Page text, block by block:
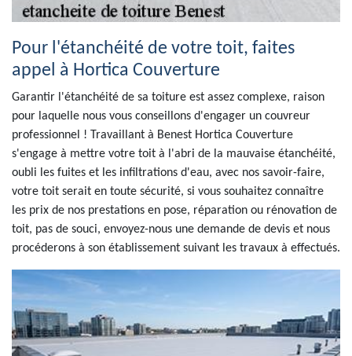
Pour l'étanchéité de votre toit, faites
appel à Hortica Couverture
Garantir l'étanchéité de sa toiture est assez complexe, raison
pour laquelle nous vous conseillons d'engager un couvreur
professionnel ! Travaillant à Benest Hortica Couverture
s'engage à mettre votre toit à l'abri de la mauvaise étanchéité,
oubli les fuites et les infiltrations d'eau, avec nos savoir-faire,
votre toit serait en toute sécurité, si vous souhaitez connaître
les prix de nos prestations en pose, réparation ou rénovation de
toit, pas de souci, envoyez-nous une demande de devis et nous
procéderons à son établissement suivant les travaux à effectués.